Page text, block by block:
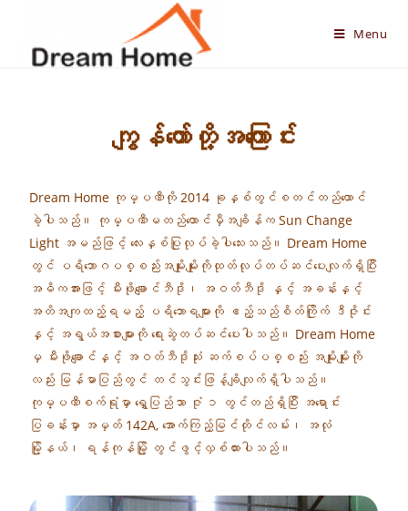
Menu
ကျွန်တော်တို့အကြောင်း
Dream Home ကုမ္ပဏီကို 2014 ခုနှစ်တွင်စတင်တည်ထောင်
ခဲ့ပါသည်။ ကုမ္ပဏီမတည်ထောင်မှီအချိန်က Sun Change
Light အမည်ဖြင့် လေးနှစ်ပြုလုပ်ခဲ့ပါသေးသည်။ Dream Home
တွင် ပရိဘောဂပစ္စည်းအမျိုးမျိုးကိုထုတ်လုပ်တပ်ဆင်ပေးလျက်ရှိပြီး
အဓိကအားဖြင့် မီးဖိုချောင်ဘီဒို၊ အဝတ်ဘီဒို နှင့် အခန်းနှင့်
အတိအကျထည့်ရမည့် ပရိဘောရများကို ဧည့်သည်စိတ်ကြိုက် ဒီဇိုင်း
နှင့် အရွယ်အစားများကို ရေးဆွဲတပ်ဆင်ပေးပါသည်။ Dream Home
မှ မီးဖိုချောင်နှင့် အဝတ်ဘီဒိုသုံး ဆက်စပ်ပစ္စည်း အမျိုးမျိုးကို
လည်း မြန်မာပြည်တွင် တင်သွင်းဖြန့်ချိလျက်ရှိပါသည်။
ကုမ္ပဏီစက်ရုံမှာ ရွှေပြည်သာ ဇုံ ၁ တွင်တည်ရှိပြီး အရောင်း
ပြခန်းမှာ အမှတ် 142A, အောက်ကြည့်မြင်တိုင်လမ်း၊ အလုံ
မြို့နယ်၊ ရန်ကုန်မြို့ တွင်ဖွင့်လှစ်ထားပါသည်။